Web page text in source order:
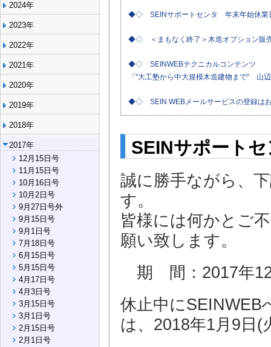
2024年
2023年
2022年
2021年
2020年
2019年
2018年
2017年
12月15日号
11月15日号
10月16日号
10月2日号
9月27日号外
9月15日号
9月1日号
7月18日号
6月15日号
5月15日号
4月17日号
4月3日号
3月15日号
3月1日号
2月15日号
2月1日号
◆◇ SEINサポートセンタ 年末年始休
◆◇ ＜まもなく終了＞木造オプション
◆◇ SEINWEBテクニカルコンテンツ
「"大工塾から中大規模木造建物まで"
◆◇ SEIN WEBメールサービスの登録
SEINサポート
誠に勝手ながら、
す。
皆様には何かとご
願い致します。
期 間：2017年12
休止中に
は、2018年1月9日